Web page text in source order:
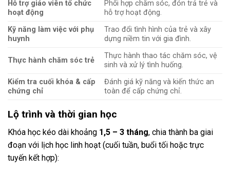
Hỗ trợ giáo viên tổ chức
hoạt động
Phối hợp chăm sóc, đón trả trẻ và
hỗ trợ hoạt động.
Kỹ năng làm việc với phụ
huynh
Trao đổi tình hình của trẻ và xây
dựng niềm tin với gia đình.
Thực hành chăm sóc trẻ
Thực hành thao tác chăm sóc, vệ
sinh và xử lý tình huống.
Kiểm tra cuối khóa & cấp
chứng chỉ
Đánh giá kỹ năng và kiến thức an
toàn để cấp chứng chỉ.
Lộ trình và thời gian học
Khóa học kéo dài khoảng 1,5 – 3 tháng, chia thành ba giai
đoạn với lịch học linh hoạt (cuối tuần, buổi tối hoặc trực
tuyến kết hợp):